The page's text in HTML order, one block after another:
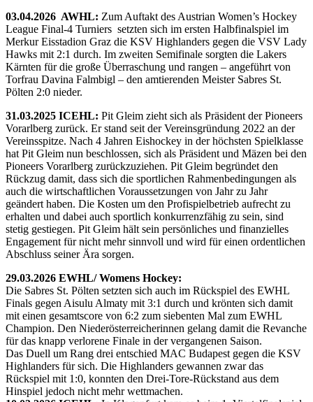
03.04.2026 AWHL: Zum Auftakt des Austrian Women’s Hockey
League Final-4 Turniers setzten sich im ersten Halbfinalspiel im
Merkur Eisstadion Graz die KSV Highlanders gegen die VSV Lady
Hawks mit 2:1 durch. Im zweiten Semifinale sorgten die Lakers
Kärnten für die große Überraschung und rangen – angeführt von
Torfrau Davina Falmbigl – den amtierenden Meister Sabres St.
Pölten 2:0 nieder.
31.03.2025 ICEHL: Pit Gleim zieht sich als Präsident der Pioneers
Vorarlberg zurück. Er stand seit der Vereinsgründung 2022 an der
Vereinsspitze. Nach 4 Jahren Eishockey in der höchsten Spielklasse
hat Pit Gleim nun beschlossen, sich als Präsident und Mäzen bei den
Pioneers Vorarlberg zurückzuziehen. Pit Gleim begründet den
Rückzug damit, dass sich die sportlichen Rahmenbedingungen als
auch die wirtschaftlichen Voraussetzungen von Jahr zu Jahr
geändert haben. Die Kosten um den Profispielbetrieb aufrecht zu
erhalten und dabei auch sportlich konkurrenzfähig zu sein, sind
stetig gestiegen. Pit Gleim hält sein persönliches und finanzielles
Engagement für nicht mehr sinnvoll und wird für einen ordentlichen
Abschluss seiner Ära sorgen.
29.03.2026 EWHL/ Womens Hockey:
Die Sabres St. Pölten setzten sich auch im Rückspiel des EWHL
Finals gegen Aisulu Almaty mit 3:1 durch und krönten sich damit
mit einen gesamtscore von 6:2 zum siebenten Mal zum EWHL
Champion. Den Niederösterreicherinnen gelang damit die Revanche
für das knapp verlorene Finale in der vergangenen Saison.
Das Duell um Rang drei entschied MAC Budapest gegen die KSV
Highlanders für sich. Die Highlanders gewannen zwar das
Rückspiel mit 1:0, konnten den Drei-Tore-Rückstand aus dem
Hinspiel jedoch nicht mehr wettmachen.